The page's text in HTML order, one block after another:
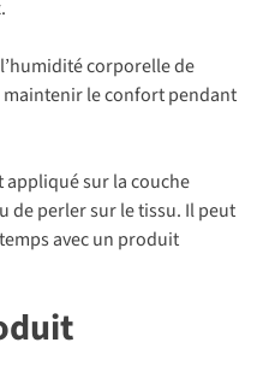
corporelle de
maintenir le confort pendant
sur la couche
de perler sur le tissu. Il peut
avec un produit